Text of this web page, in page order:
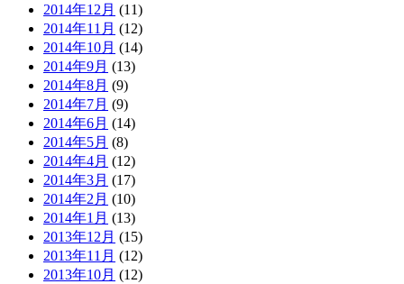
2014年12月 (11)
2014年11月 (12)
2014年10月 (14)
2014年9月 (13)
2014年8月 (9)
2014年7月 (9)
2014年6月 (14)
2014年5月 (8)
2014年4月 (12)
2014年3月 (17)
2014年2月 (10)
2014年1月 (13)
2013年12月 (15)
2013年11月 (12)
2013年10月 (12)